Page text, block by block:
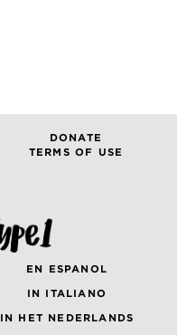
DONATE
TERMS OF USE
EN ESPANOL
IN ITALIANO
IN HET NEDERLANDS